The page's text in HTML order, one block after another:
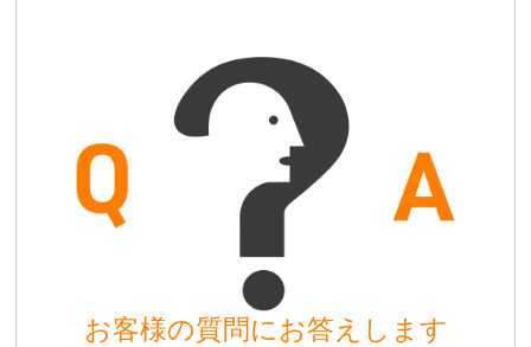
お客様の質問にお答えします